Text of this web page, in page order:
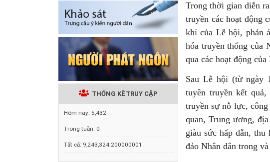
THỐNG KÊ TRUY CẬP
Hôm nay: 5,432
Trong tuần: 0
Tất cả: 9,243,324.200000001
Trong thời gian diễn
truyền các hoạt động
khí của Lễ hội, phản
hóa truyền thống của
qua các hoạt động
Sau Lễ hội (từ ngày
tuyên truyền kết
truyền sự nỗ lực,
quan, Trung ương,
giàu sức hấp dẫn,
đảo Nhân dân trong